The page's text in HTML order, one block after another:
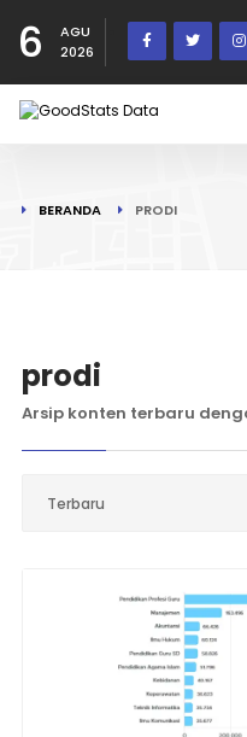
6
AGU
2026
BERANDA PRODI
prodi
Arsip konten terbaru
Terbaru